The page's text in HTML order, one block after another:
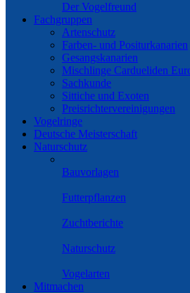
Der Vogelfreund
Fachgruppen
Artenschutz
Farben- und Positurkanarien
Gesangskanarien
Mischlinge Cardueliden
Sachkunde
Sittiche und Exoten
Preisrichtervereinigungen
Vogelringe
Deutsche Meisterschaft
Naturschutz
Bauvorlagen
Futterpflanzen
Zuchtberichte
Naturschutz
Vogelarten
Mitmachen